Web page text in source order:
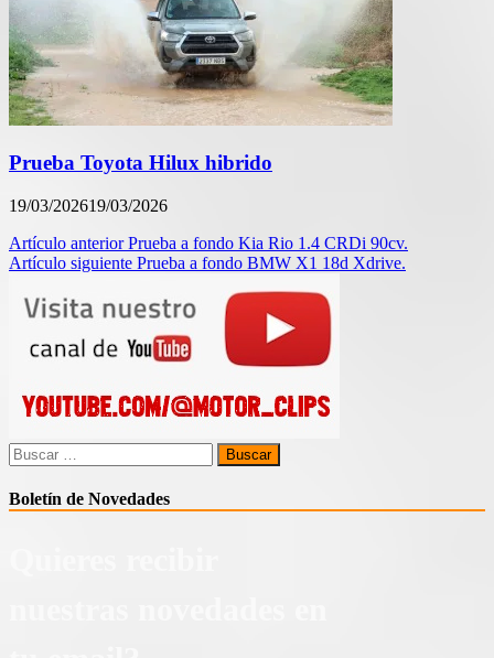
Prueba Toyota Hilux hibrido
19/03/202619/03/2026
Navegación
de
entradas
Artículo anterior Prueba a fondo Kia Rio 1.4 CRDi 90cv.
Artículo siguiente Prueba a fondo BMW X1 18d Xdrive.
Buscar:
Boletín de Novedades